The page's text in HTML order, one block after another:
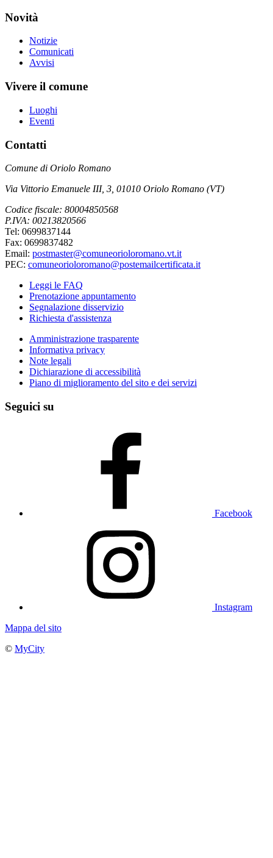
Novità
Notizie
Comunicati
Avvisi
Vivere il comune
Luoghi
Eventi
Contatti
Comune di Oriolo Romano
Via Vittorio Emanuele III, 3, 01010 Oriolo Romano (VT)
Codice fiscale: 80004850568
P.IVA: 00213820566
Tel: 0699837144
Fax: 0699837482
Email: postmaster@comuneorioloromano.vt.it
PEC: comuneorioloromano@postemailcertificata.it
Leggi le FAQ
Prenotazione appuntamento
Segnalazione disservizio
Richiesta d'assistenza
Amministrazione trasparente
Informativa privacy
Note legali
Dichiarazione di accessibilità
Piano di miglioramento del sito e dei servizi
Seguici su
Facebook
Instagram
Mappa del sito
© MyCity